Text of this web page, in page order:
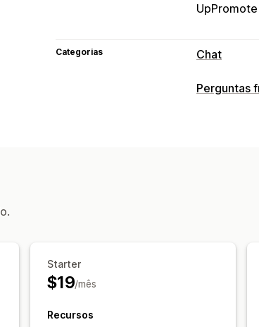
Categorias Chat
Perguntas
CSS
Starter
$19/mês
Recursos